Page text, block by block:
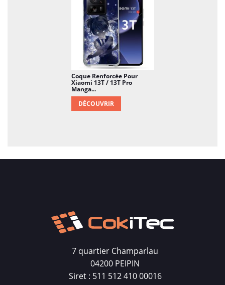
Coque Renforcée Pour
Xiaomi 13T / 13T Pro
Manga...
DÉCOUVRIR
7 quartier Champarlau
04200 PEIPIN
Siret : 511 512 410 00016